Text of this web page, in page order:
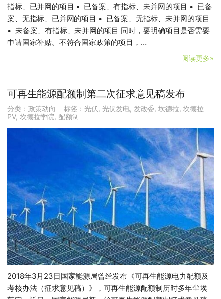
指标、已并网的项目 • 已备案、有指标、未并网的项目 • 已备
案、无指标、已并网的项目 • 已备案、无指标、未并网的项目
• 未备案、有指标、未并网的项目 同时，要明确项目是否需要
申请国家补贴。不符合国家政策的项目，…
阅读更多»
可再生能源配额制第二次征求意见稿发布
分类： 政策动向 标签： 光伏, 光伏发电, 发改委, 坎德拉, 坎德拉
PV, 坎德拉学院, 配额制
2018年3月23日国家能源局曾经发布《可再生能源电力配额及
考核办法（征求意见稿）》，可再生能源配额制历时多年尘埃